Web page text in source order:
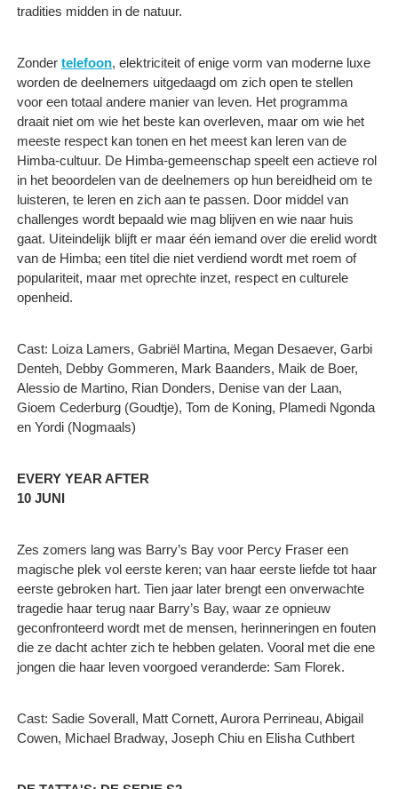
tradities midden in de natuur.
Zonder telefoon, elektriciteit of enige vorm van moderne luxe
worden de deelnemers uitgedaagd om zich open te stellen
voor een totaal andere manier van leven. Het programma
draait niet om wie het beste kan overleven, maar om wie het
meeste respect kan tonen en het meest kan leren van de
Himba-cultuur. De Himba-gemeenschap speelt een actieve rol
in het beoordelen van de deelnemers op hun bereidheid om te
luisteren, te leren en zich aan te passen. Door middel van
challenges wordt bepaald wie mag blijven en wie naar huis
gaat. Uiteindelijk blijft er maar één iemand over die erelid wordt
van de Himba; een titel die niet verdiend wordt met roem of
populariteit, maar met oprechte inzet, respect en culturele
openheid.
Cast: Loiza Lamers, Gabriël Martina, Megan Desaever, Garbi
Denteh, Debby Gommeren, Mark Baanders, Maik de Boer,
Alessio de Martino, Rian Donders, Denise van der Laan,
Gioem Cederburg (Goudtje), Tom de Koning, Plamedi Ngonda
en Yordi (Nogmaals)
EVERY YEAR AFTER
10 JUNI
Zes zomers lang was Barry’s Bay voor Percy Fraser een
magische plek vol eerste keren; van haar eerste liefde tot haar
eerste gebroken hart. Tien jaar later brengt een onverwachte
tragedie haar terug naar Barry’s Bay, waar ze opnieuw
geconfronteerd wordt met de mensen, herinneringen en fouten
die ze dacht achter zich te hebben gelaten. Vooral met die ene
jongen die haar leven voorgoed veranderde: Sam Florek.
Cast: Sadie Soverall, Matt Cornett, Aurora Perrineau, Abigail
Cowen, Michael Bradway, Joseph Chiu en Elisha Cuthbert